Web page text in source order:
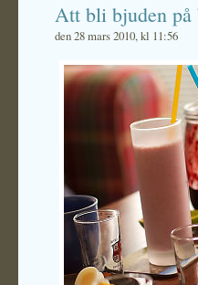
Att bli bjuden på
den 28 mars 2010, kl 11:56